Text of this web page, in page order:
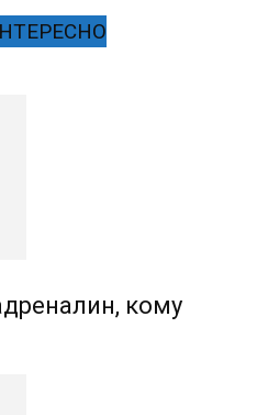
кому